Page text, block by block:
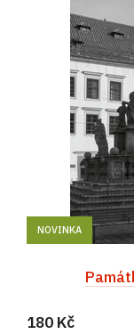
NOVINKA
180 Kč